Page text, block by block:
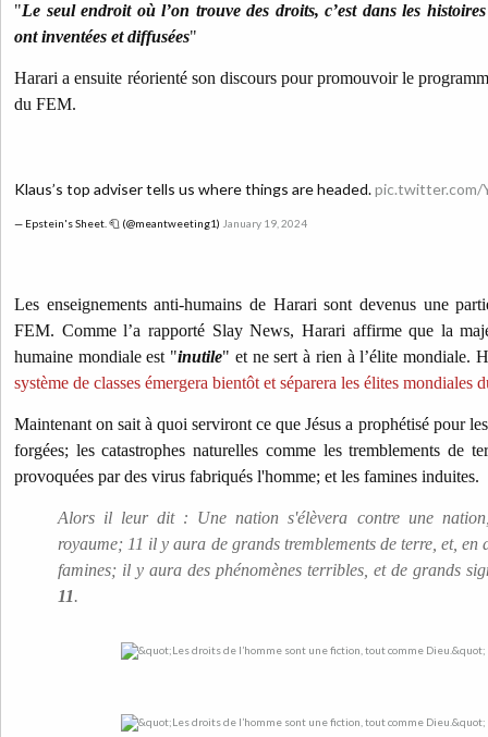
"Le seul endroit où l’on trouve des droits, c’est dans les
ont inventées et diffusées"
Harari a ensuite réorienté son discours pour promouvoir le
du FEM.
Klaus’s top adviser tells us where things are headed.pic.twitter.com/
— Epstein's Sheet. 🧻 (@meantweeting1) January 19, 2024
Les enseignements anti-humains de Harari sont devenus une
FEM. Comme l’a rapporté Slay News, Harari affirme que la
humaine mondiale est "inutile" et ne sert à rien à l’élite mondiale.
système de classes émergera bientôt et séparera les élites mondiales
Maintenant on sait à quoi serviront ce que Jésus a prophétisé pour
forgées; les catastrophes naturelles comme les tremblements de
provoquées par des virus fabriqués l'homme; et les famines induites.
Alors il leur dit : Une nation s'élèvera contre une
royaume; 11 il y aura de grands tremblements de terre, et, en
famines; il y aura des phénomènes terribles, et de grands
11.